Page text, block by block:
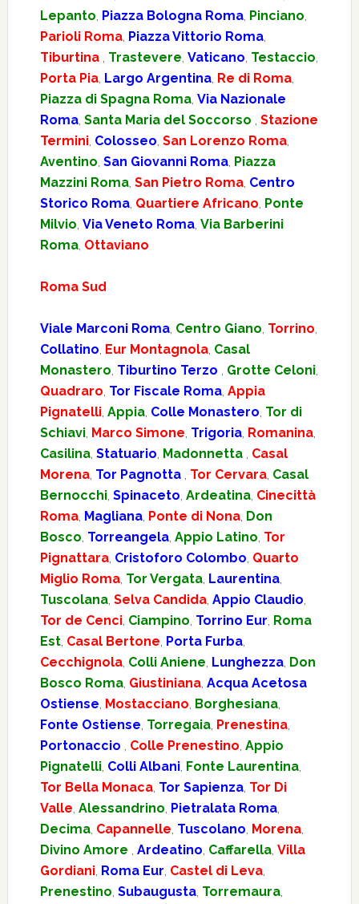
Lepanto, Piazza Bologna Roma, Pinciano,
Parioli Roma, Piazza Vittorio Roma,
Tiburtina , Trastevere, Vaticano, Testaccio,
Porta Pia, Largo Argentina, Re di Roma,
Piazza di Spagna Roma, Via Nazionale
Roma, Santa Maria del Soccorso , Stazione
Termini, Colosseo, San Lorenzo Roma,
Aventino, San Giovanni Roma, Piazza
Mazzini Roma, San Pietro Roma, Centro
Storico Roma, Quartiere Africano, Ponte
Milvio, Via Veneto Roma, Via Barberini
Roma, Ottaviano
Roma Sud
Viale Marconi Roma, Centro Giano, Torrino,
Collatino, Eur Montagnola, Casal
Monastero, Tiburtino Terzo , Grotte Celoni,
Quadraro, Tor Fiscale Roma, Appia
Pignatelli, Appia, Colle Monastero, Tor di
Schiavi, Marco Simone, Trigoria, Romanina,
Casilina, Statuario, Madonnetta , Casal
Morena, Tor Pagnotta , Tor Cervara, Casal
Bernocchi, Spinaceto, Ardeatina, Cinecittà
Roma, Magliana, Ponte di Nona, Don
Bosco, Torreangela, Appio Latino, Tor
Pignattara, Cristoforo Colombo, Quarto
Miglio Roma, Tor Vergata, Laurentina,
Tuscolana, Selva Candida, Appio Claudio,
Tor de Cenci, Ciampino, Torrino Eur, Roma
Est, Casal Bertone, Porta Furba,
Cecchignola, Colli Aniene, Lunghezza, Don
Bosco Roma, Giustiniana, Acqua Acetosa
Ostiense, Mostacciano, Borghesiana,
Fonte Ostiense, Torregaia, Prenestina,
Portonaccio , Colle Prenestino, Appio
Pignatelli, Colli Albani, Fonte Laurentina,
Tor Bella Monaca, Tor Sapienza, Tor Di
Valle, Alessandrino, Pietralata Roma,
Decima, Capannelle, Tuscolano, Morena,
Divino Amore , Ardeatino, Caffarella, Villa
Gordiani, Roma Eur, Castel di Leva,
Prenestino, Subaugusta, Torremaura,